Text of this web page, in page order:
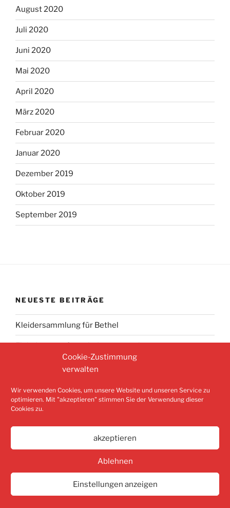
Cookie-Zustimmung
verwalten
Wir verwenden Cookies, um unsere Website und unseren Service zu
optimieren. Mit "akzeptieren" stimmen Sie der Verwendung dieser
Cookies zu.
akzeptieren
Ablehnen
Einstellungen anzeigen
August 2020
Juli 2020
Juni 2020
Mai 2020
April 2020
März 2020
Februar 2020
Januar 2020
Dezember 2019
Oktober 2019
September 2019
NEUESTE BEITRÄGE
Kleidersammlung für Bethel
Einladung zur Gemeindeversammlung
Suchen
nach:
AktuellesAktuellesStart
Datenschutzerklärung Stolz präsentiert von WordPress